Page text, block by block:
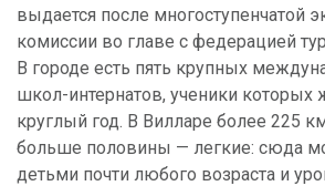
выдается после многоступенчатой
комиссии во главе с федерацией
В городе есть пять крупных
школ-интернатов, ученики которых
круглый год. В Вилларе более 225
больше половины — легкие: сюда
детьми почти любого возраста и